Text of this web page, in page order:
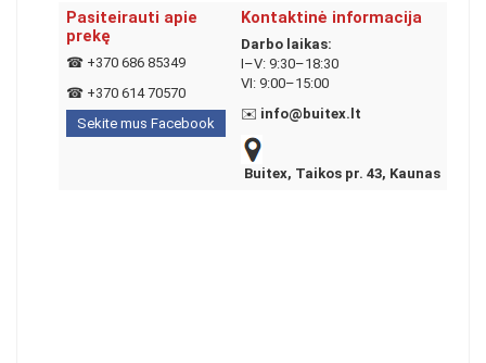
Pasiteirauti apie
prekę
☎ +370 686 85349
☎ +370 614 70570
Sekite mus Facebook
Kontaktinė informacija
Darbo laikas:
I–V: 9:30–18:30
VI: 9:00–15:00
✉️ info@buitex.lt
Buitex, Taikos pr. 43, Kaunas